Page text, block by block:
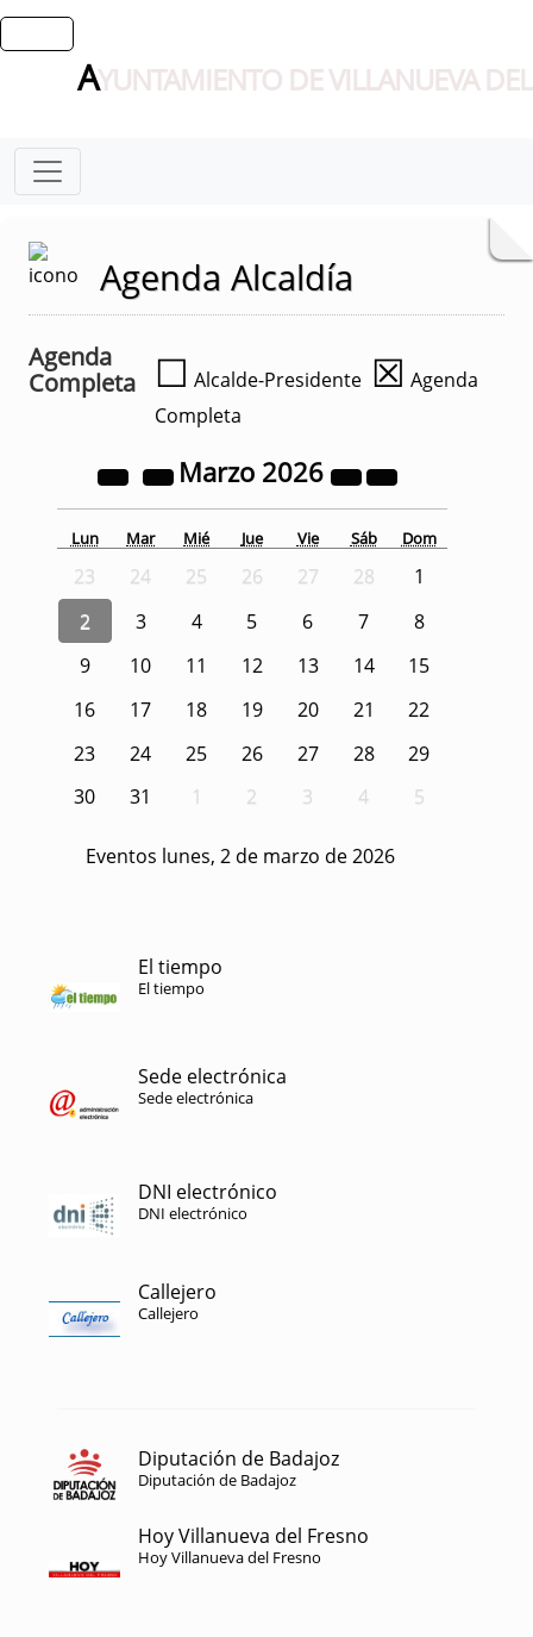
AYUNTAMIENTO DE VILLANUEVA
Agenda Alcaldía
Agenda
Completa
☐ Alcalde-Presidente ☒ Agenda
Completa
Marzo 2026
Lun Mar Mié Jue Vie Sáb Dom
23 24 25 26 27 28
1
2
3 4 5 6 7
8
9
10 11 12 13 14
15
16
17 18 19 20 21
22
23
24 25 26 27 28
29
30
31 1 2 3 4 5
Eventos lunes, 2 de marzo de 2026
El tiempo
El tiempo
Sede electrónica
Sede electrónica
DNI electrónico
DNI electrónico
Callejero
Callejero
Diputación de Badajoz
Diputación de Badajoz
Hoy Villanueva del Fresno
Hoy Villanueva del Fresno